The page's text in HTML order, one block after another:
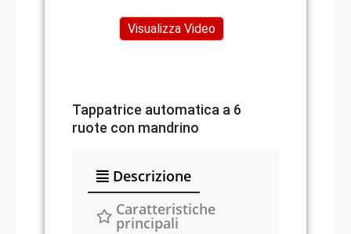
Visualizza Video
Tappatrice automatica a 6
ruote con mandrino
Descrizione
Caratteristiche
principali